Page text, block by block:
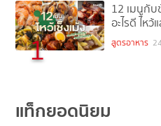
1
12 เมนูกับ
อะไรดี ไหว้
สูตรอาหาร
แท็กยอดนิยม